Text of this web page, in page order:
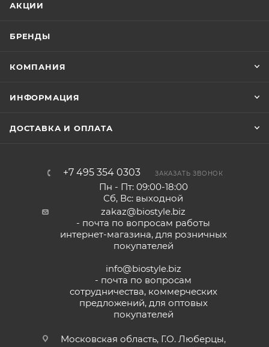
АКЦИИ
БРЕНДЫ
КОМПАНИЯ
ИНФОРМАЦИЯ
ДОСТАВКА И ОПЛАТА
+7 495 354 0303 ЗАКАЗАТЬ ЗВОНОК
Пн - Пт: 09:00-18:00
Сб, Вс: выходной
zakaz@biostyle.biz
- почта по вопросам работы
интернет-магазина, для розничных
покупателей
info@biostyle.biz
- почта по вопросам
сотрудничества, коммерческих
предложений, для оптовых
покупателей
Московская область, Г.О. Люберцы,